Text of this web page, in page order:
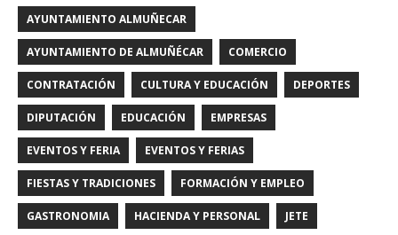
AYUNTAMIENTO ALMUÑECAR
AYUNTAMIENTO DE ALMUÑÉCAR COMERCIO
CONTRATACIÓN CULTURA Y EDUCACIÓN DEPORTES
DIPUTACIÓN EDUCACIÓN EMPRESAS
EVENTOS Y FERIA EVENTOS Y FERIAS
FIESTAS Y TRADICIONES FORMACIÓN Y EMPLEO
GASTRONOMIA HACIENDA Y PERSONAL JETE